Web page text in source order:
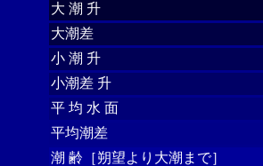
大 潮 升
大潮差
小 潮 升
小潮差 升
平 均 水 面
平均潮差
潮 齢［朔望より大潮まで］